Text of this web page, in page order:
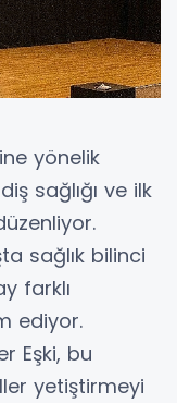
yönelik
sağlığı ve ilk
sağlık bilinci
farklı
ediyor.
Eşki, bu
yetiştirmeyi